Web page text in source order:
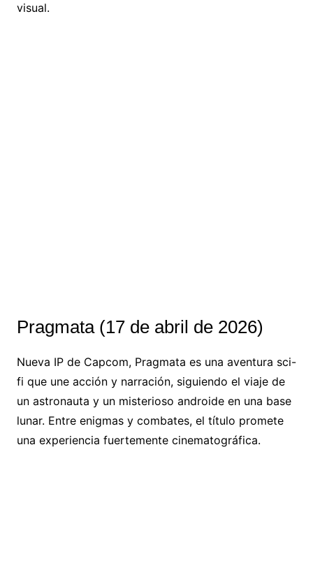
visual.
Pragmata (17 de abril de 2026)
Nueva IP de Capcom, Pragmata es una aventura sci-
fi que une acción y narración, siguiendo el viaje de
un astronauta y un misterioso androide en una base
lunar. Entre enigmas y combates, el título promete
una experiencia fuertemente cinematográfica.